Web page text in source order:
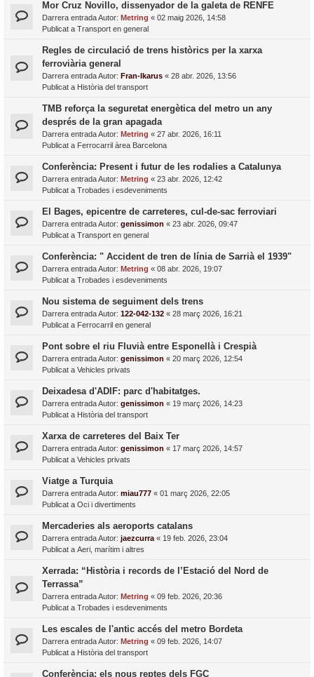
Mor Cruz Novillo, dissenyador de la galeta de RENFE
Darrera entrada Autor: Metring « 02 maig 2026, 14:58
Publicat a Transport en general
Regles de circulació de trens històrics per la xarxa
ferroviària general
Darrera entrada Autor: Fran-Ikarus « 28 abr. 2026, 13:56
Publicat a Història del transport
TMB reforça la seguretat energètica del metro un any
després de la gran apagada
Darrera entrada Autor: Metring « 27 abr. 2026, 16:11
Publicat a Ferrocarril àrea Barcelona
Conferència: Present i futur de les rodalies a Catalunya
Darrera entrada Autor: Metring « 23 abr. 2026, 12:42
Publicat a Trobades i esdeveniments
El Bages, epicentre de carreteres, cul-de-sac ferroviari
Darrera entrada Autor: genissimon « 23 abr. 2026, 09:47
Publicat a Transport en general
Conferència: " Accident de tren de línia de Sarrià el 1939"
Darrera entrada Autor: Metring « 08 abr. 2026, 19:07
Publicat a Trobades i esdeveniments
Nou sistema de seguiment dels trens
Darrera entrada Autor: 122-042-132 « 28 març 2026, 16:21
Publicat a Ferrocarril en general
Pont sobre el riu Fluvià entre Esponellà i Crespià
Darrera entrada Autor: genissimon « 20 març 2026, 12:54
Publicat a Vehicles privats
Deixadesa d'ADIF: parc d'habitatges.
Darrera entrada Autor: genissimon « 19 març 2026, 14:23
Publicat a Història del transport
Xarxa de carreteres del Baix Ter
Darrera entrada Autor: genissimon « 17 març 2026, 14:57
Publicat a Vehicles privats
Viatge a Turquia
Darrera entrada Autor: miau777 « 01 març 2026, 22:05
Publicat a Oci i divertiments
Mercaderies als aeroports catalans
Darrera entrada Autor: jaezcurra « 19 feb. 2026, 23:04
Publicat a Aeri, marítim i altres
Xerrada: “Història i records de l’Estació del Nord de
Terrassa”
Darrera entrada Autor: Metring « 09 feb. 2026, 20:36
Publicat a Trobades i esdeveniments
Les escales de l'antic accés del metro Bordeta
Darrera entrada Autor: Metring « 09 feb. 2026, 14:07
Publicat a Història del transport
Conferència: els nous reptes dels FGC